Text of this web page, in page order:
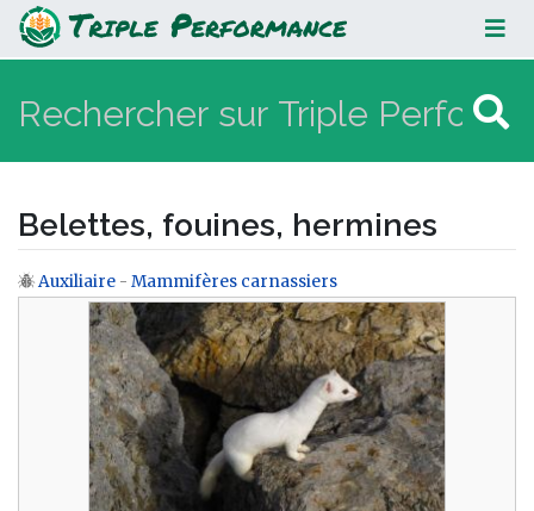
Belettes, fouines, hermines
Belettes, fouines, hermines
Aller à :navigation,rechercher
Auxiliaire - Mammifères carnassiers